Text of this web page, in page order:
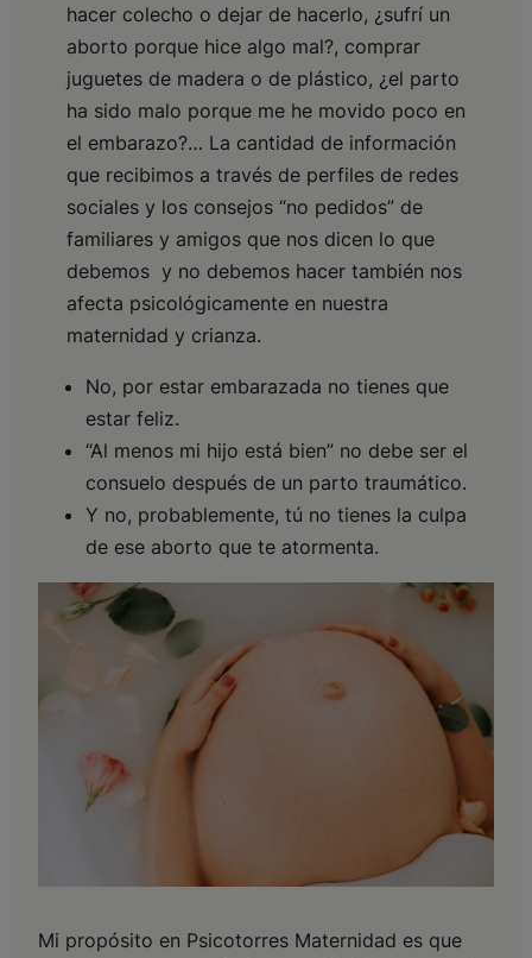
hacer colecho o dejar de hacerlo, ¿sufrí un
aborto porque hice algo mal?, comprar
juguetes de madera o de plástico, ¿el parto
ha sido malo porque me he movido poco en
el embarazo?… La cantidad de información
que recibimos a través de perfiles de redes
sociales y los consejos “no pedidos” de
familiares y amigos que nos dicen lo que
debemos y no debemos hacer también nos
afecta psicológicamente en nuestra
maternidad y crianza.
No, por estar embarazada no tienes que
estar feliz.
“Al menos mi hijo está bien” no debe ser el
consuelo después de un parto traumático.
Y no, probablemente, tú no tienes la culpa
de ese aborto que te atormenta.
Mi propósito en Psicotorres Maternidad es que